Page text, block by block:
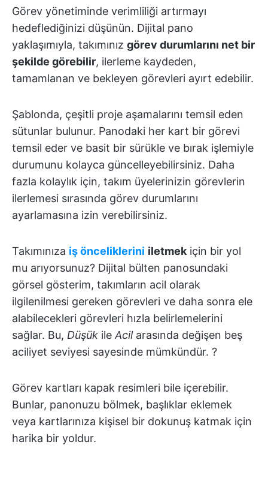
Görev yönetiminde verimliliği artırmayı
hedeflediğinizi düşünün. Dijital pano
yaklaşımıyla, takımınız görev durumlarını net bir
şekilde görebilir, ilerleme kaydeden,
tamamlanan ve bekleyen görevleri ayırt edebilir.
Şablonda, çeşitli proje aşamalarını temsil eden
sütunlar bulunur. Panodaki her kart bir görevi
temsil eder ve basit bir sürükle ve bırak işlemiyle
durumunu kolayca güncelleyebilirsiniz. Daha
fazla kolaylık için, takım üyelerinizin görevlerin
ilerlemesi sırasında görev durumlarını
ayarlamasına izin verebilirsiniz.
Takımınıza iş önceliklerini iletmek için bir yol
mu arıyorsunuz? Dijital bülten panosundaki
görsel gösterim, takımların acil olarak
ilgilenilmesi gereken görevleri ve daha sonra ele
alabilecekleri görevleri hızla belirlemelerini
sağlar. Bu, Düşük ile Acilarasında değişen beş
aciliyet seviyesi sayesinde mümkündür. ?
Görev kartları kapak resimleri bile içerebilir.
Bunlar, panonuzu bölmek, başlıklar eklemek
veya kartlarınıza kişisel bir dokunuş katmak için
harika bir yoldur.